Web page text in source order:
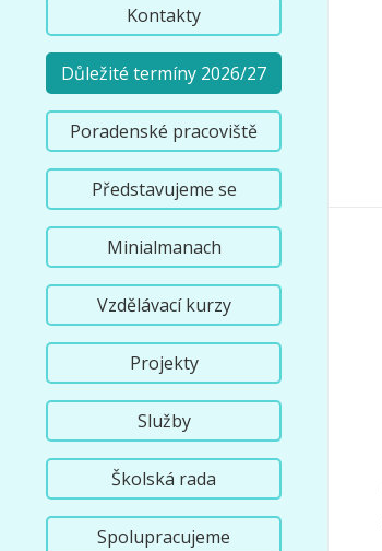
Kontakty
Důležité termíny 2026/27
Poradenské pracoviště
Představujeme se
Minialmanach
Vzdělávací kurzy
Projekty
Služby
Školská rada
Spolupracujeme